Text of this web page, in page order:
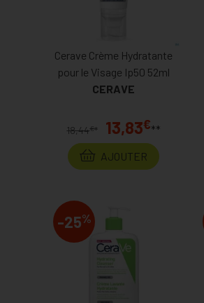
Cerave Crème Hydratante
pour le Visage Ip50 52ml
CERAVE
18,44€* 13,83€**
AJOUTER
-25%